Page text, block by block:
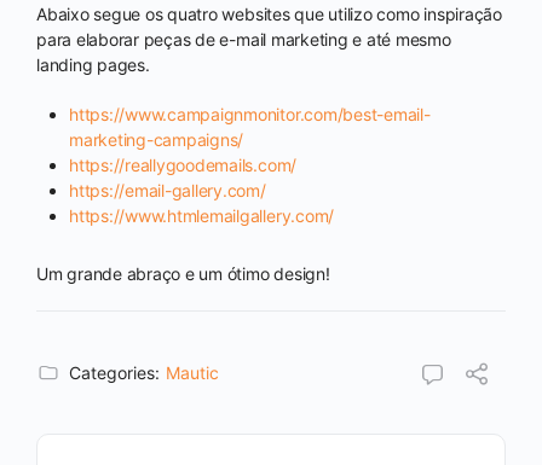
Abaixo segue os quatro websites que utilizo como inspiração
para elaborar peças de e-mail marketing e até mesmo
landing pages.
https://www.campaignmonitor.com/best-email-
marketing-campaigns/
https://reallygoodemails.com/
https://email-gallery.com/
https://www.htmlemailgallery.com/
Um grande abraço e um ótimo design!
Categories: Mautic